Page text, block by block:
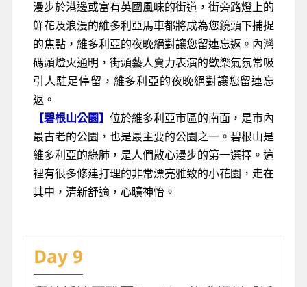
漫步於港邊或富有英國風味的街道，街旁路燈上的
鮮花及浪漫的維多利亞馬車都將成為您鏡頭下捕捉
的焦點，維多利亞的夜晚絕對讓您留連忘返。內灣
碼頭燈火通明，街頭藝人賣力表演的歡樂氣氛常吸
引人駐足停留，維多利亞的夜晚絕對讓您留連忘
返。
【碧根山公園】 位於維多利亞市區的南面，是市內
最古老的公園，也是最主要的公園之一。碧根山是
維多利亞的綠肺，是人們散心漫步的第一選擇。這
裡有很多修建打理的非常漂亮雅致的小花園，走在
其中，清新舒適，心曠神怡。
Day 9